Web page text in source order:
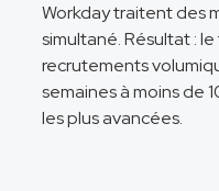
Workday traitent des
simultané. Résultat :
recrutements
semaines à moins de
les plus avancées.